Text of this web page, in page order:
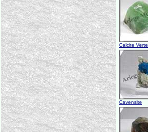
Calcite Verte
Cavensite